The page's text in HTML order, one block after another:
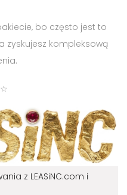
bo często jest to
zyskujesz kompleksową
z LEASiNC.com i